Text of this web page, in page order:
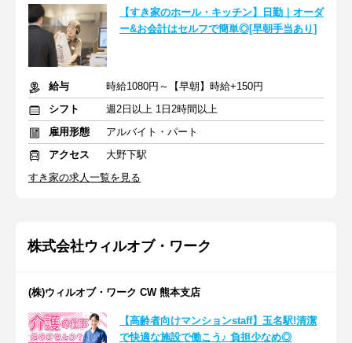
【すき家のホール・キッチン】日勤｜オーダ
ー&お会計はセルフで簡単◎[早朝手当あり]
給与
時給1080円～【早朝】時給+150円
シフト
週2日以上 1日2時間以上
雇用形態
アルバイト・パート
アクセス
大野下駅
すき家の求人一覧を見る
株式会社ウィルオブ・ワーク
(株)ウィルオブ・ワーク CW 熊本支店
【高齢者向けマンションstaff】玉名駅!清潔
で快適な施設で働こう♪ 負担少なめ◎